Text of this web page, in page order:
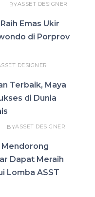
BYASSET DESIGNER
Emas Ukir
di Porprov
DESIGNER
Terbaik, Maya
di Dunia
BYASSET DESIGNER
Mendorong
Dapat Meraih
Lomba ASST